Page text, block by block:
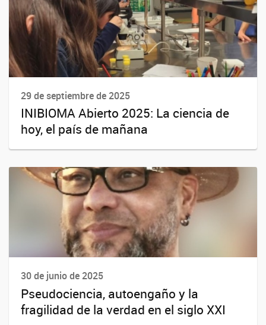
29 de septiembre de 2025
INIBIOMA Abierto 2025: La ciencia de
hoy, el país de mañana
30 de junio de 2025
Pseudociencia, autoengaño y la
fragilidad de la verdad en el siglo XXI